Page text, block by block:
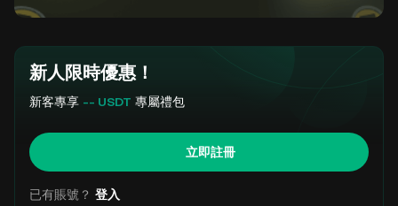
新人限時優惠！
新客專享 -- USDT 專屬禮包
立即註冊
已有賬號？ 登入